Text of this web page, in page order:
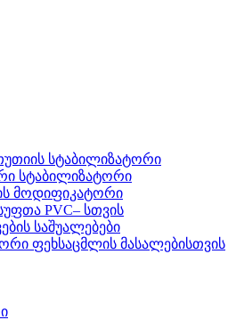
სტაბილიზატორი
სტაბილიზატორი
მოდიფიკატორი
PVC– სთვის
საშუალებები
ფეხსაცმლის მასალებისთვის